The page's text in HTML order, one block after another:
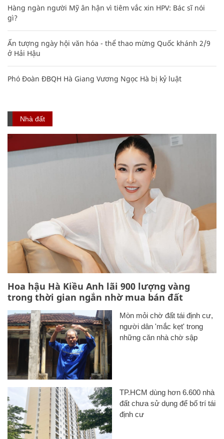
Hàng ngàn người Mỹ ân hận vì tiêm vắc xin HPV: Bác sĩ nói
gì?
Ấn tượng ngày hội văn hóa - thể thao mừng Quốc khánh 2/9
ở Hải Hậu
Phó Đoàn ĐBQH Hà Giang Vương Ngọc Hà bị kỷ luật
Nhà đất
Hoa hậu Hà Kiều Anh lãi 900 lượng vàng
trong thời gian ngắn nhờ mua bán đất
Mòn mỏi chờ đất tái định cư,
người dân 'mắc kẹt' trong
những căn nhà chờ sập
TP.HCM dùng hơn 6.600 nhà
đất chưa sử dụng để bố trí tái
định cư